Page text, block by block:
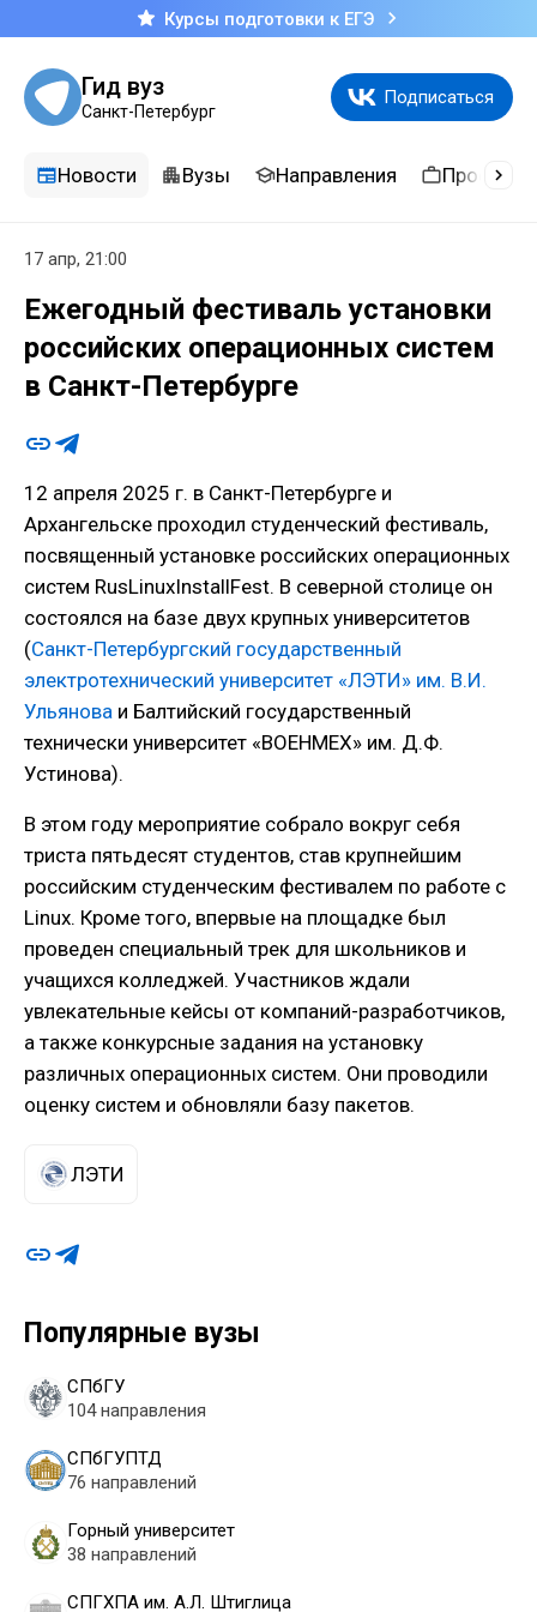
Курсы подготовки к ЕГЭ
Гид вуз
Санкт-Петербург
Подписаться
Новости Вузы Направления
Популярные вузы
СПбГУ
104 направления
СПбГУПТД
76 направлений
Горный университет
38 направлений
СПГХПА им. А.Л. Штиглица
17 апр, 21:00
Ежегодный фестиваль установки
российских операционных систем
в Санкт-Петербурге
12 апреля 2025 г. в Санкт-Петербурге и
Архангельске проходил студенческий фестиваль,
посвященный установке российских операционных
систем RusLinuxInstallFest. В северной столице он
состоялся на базе двух крупных университетов
(Санкт-Петербургский государственный
электротехнический университет «ЛЭТИ» им. В.И.
Ульянова и Балтийский государственный
технически университет «ВОЕНМЕХ» им. Д.Ф.
Устинова).
В этом году мероприятие собрало вокруг себя
триста пятьдесят студентов, став крупнейшим
российским студенческим фестивалем по работе с
Linux. Кроме того, впервые на площадке был
проведен специальный трек для школьников и
учащихся колледжей. Участников ждали
увлекательные кейсы от компаний-разработчиков,
а также конкурсные задания на установку
различных операционных систем. Они проводили
оценку систем и обновляли базу пакетов.
ЛЭТИ